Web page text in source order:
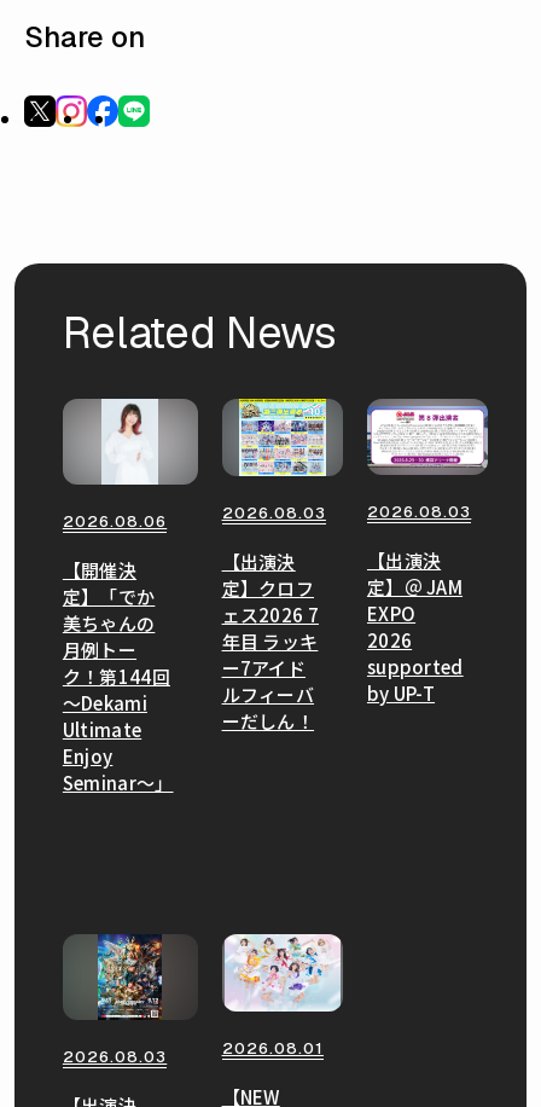
Share on
Related News
2026.08.06
【開催決
定】「でか
美ちゃんの
月例トー
ク！第144回
〜Dekami
Ultimate
Enjoy
Seminar〜」
2026.08.03
【出演決
定】クロフ
ェス2026 7
年目 ラッキ
ー7アイド
ルフィーバ
ーだしん！
2026.08.03
【出演決
定】＠ JAM
EXPO
2026
supported
by UP-T
2026.08.03 2026.08.01
【NEW